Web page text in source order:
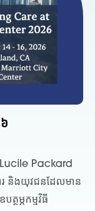
Packard
រ និងយុវជនដែលមាន
ថម្ភកម្មវិធី